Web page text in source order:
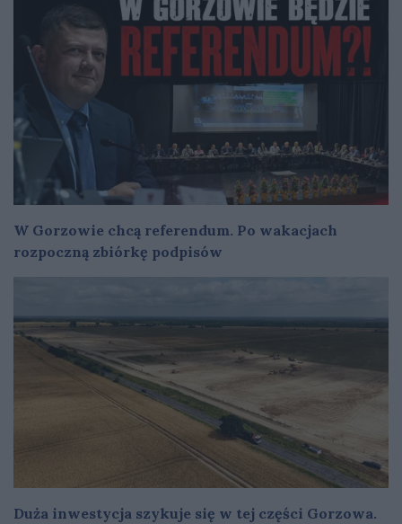
W Gorzowie chcą referendum. Po wakacjach
rozpoczną zbiórkę podpisów
Duża inwestycja szykuje się w tej części Gorzowa.